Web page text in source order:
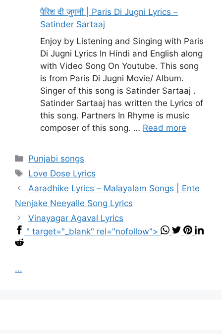
पैरिश दी जुगनी | Paris Di Jugni Lyrics –
Satinder Sartaaj
Enjoy by Listening and Singing with Paris
Di Jugni Lyrics In Hindi and English along
with Video Song On Youtube. This song
is from Paris Di Jugni Movie/ Album.
Singer of this song is Satinder Sartaaj .
Satinder Sartaaj has written the Lyrics of
this song. Partners In Rhyme is music
composer of this song. … Read more
Categories
Punjabi songs
Tags
Love Dose Lyrics
Aaradhike Lyrics – Malayalam Songs | Ente
Nenjake Neeyalle Song Lyrics
Vinayagar Agaval Lyrics
" target="_blank" rel="nofollow">
...